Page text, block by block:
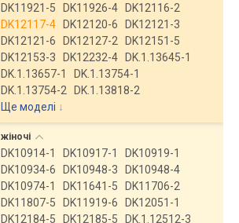
DK11921-5
DK11926-4
DK12116-2
DK12117-4
DK12120-6
DK12121-3
DK12121-6
DK12127-2
DK12151-5
DK12153-3
DK12232-4
DK.1.13645-1
DK.1.13657-1
DK.1.13754-1
DK.1.13754-2
DK.1.13818-2
Ще моделі ↓
жіночі
DK10914-1 DK10917-1
DK10919-1
DK10934-6
DK10948-3
DK10948-4
DK10974-1
DK11641-5
DK11706-2
DK11807-5
DK11919-6
DK12051-1
DK12184-5
DK12185-5
DK.1.12512-3